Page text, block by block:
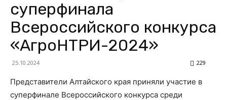
суперфинала
Всероссийского конкурса
«АгроНТРИ-2024»
25.10.2024 229
Представители Алтайского края приняли участие в
суперфинале Всероссийского конкурса среди